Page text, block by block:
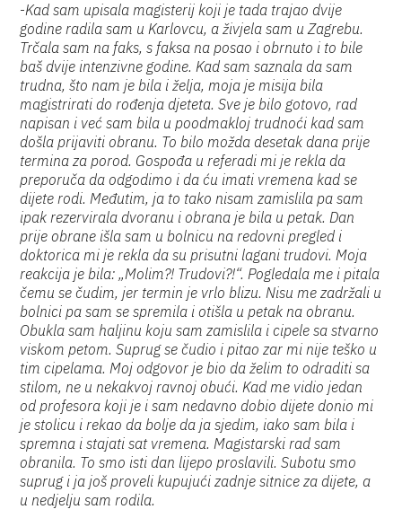
-Kad sam upisala magisterij koji je tada trajao dvije
godine radila sam u Karlovcu, a živjela sam u Zagrebu.
Trčala sam na faks, s faksa na posao i obrnuto i to bile
baš dvije intenzivne godine. Kad sam saznala da sam
trudna, što nam je bila i želja, moja je misija bila
magistrirati do rođenja djeteta. Sve je bilo gotovo, rad
napisan i već sam bila u poodmakloj trudnoći kad sam
došla prijaviti obranu. To bilo možda desetak dana prije
termina za porod. Gospođa u referadi mi je rekla da
preporuča da odgodimo i da ću imati vremena kad se
dijete rodi. Međutim, ja to tako nisam zamislila pa sam
ipak rezervirala dvoranu i obrana je bila u petak. Dan
prije obrane išla sam u bolnicu na redovni pregled i
doktorica mi je rekla da su prisutni lagani trudovi. Moja
reakcija je bila: „Molim?! Trudovi?!“. Pogledala me i pitala
čemu se čudim, jer termin je vrlo blizu. Nisu me zadržali u
bolnici pa sam se spremila i otišla u petak na obranu.
Obukla sam haljinu koju sam zamislila i cipele sa stvarno
viskom petom. Suprug se čudio i pitao zar mi nije teško u
tim cipelama. Moj odgovor je bio da želim to odraditi sa
stilom, ne u nekakvoj ravnoj obući. Kad me vidio jedan
od profesora koji je i sam nedavno dobio dijete donio mi
je stolicu i rekao da bolje da ja sjedim, iako sam bila i
spremna i stajati sat vremena. Magistarski rad sam
obranila. To smo isti dan lijepo proslavili. Subotu smo
suprug i ja još proveli kupujući zadnje sitnice za dijete, a
u nedjelju sam rodila.